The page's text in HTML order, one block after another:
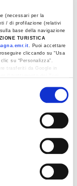
(necessari per la
/ di profilazione (relativi
base della navigazione
TURISTICA
. Puoi accettare
cliccando su “Usa
su “Personalizza”.
trasferiti da Google in